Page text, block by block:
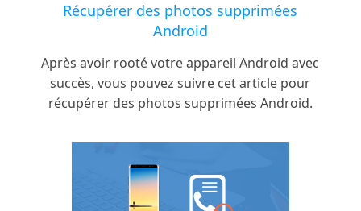
Récupérer des photos supprimées
Android
Après avoir rooté votre appareil Android avec
succès, vous pouvez suivre cet article pour
récupérer des photos supprimées Android.